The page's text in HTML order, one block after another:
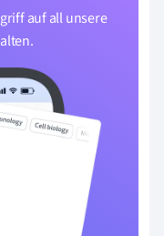
auf all unsere